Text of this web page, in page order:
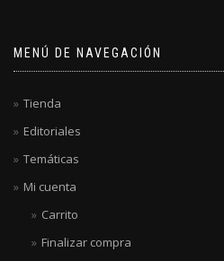
MENÚ DE NAVEGACIÓN
Tienda
Editoriales
Temáticas
Mi cuenta
Carrito
Finalizar compra